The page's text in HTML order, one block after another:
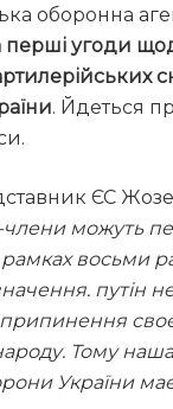
оборонна
перші угоди
. Йдеться
ЄС
члени можуть
восьми
путін
Тому
України